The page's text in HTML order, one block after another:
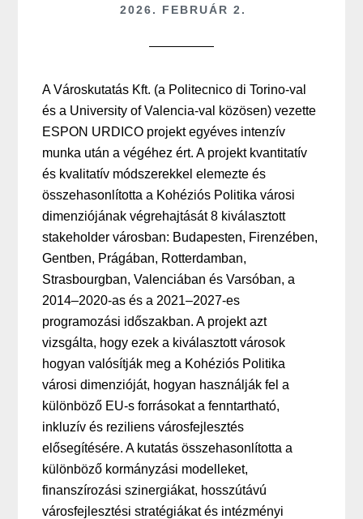
2026. FEBRUÁR 2.
A Városkutatás Kft. (a Politecnico di Torino-val
és a University of Valencia-val közösen) vezette
ESPON URDICO projekt egyéves intenzív
munka után a végéhez ért. A projekt kvantitatív
és kvalitatív módszerekkel elemezte és
összehasonlította a Kohéziós Politika városi
dimenziójának végrehajtását 8 kiválasztott
stakeholder városban: Budapesten, Firenzében,
Gentben, Prágában, Rotterdamban,
Strasbourgban, Valenciában és Varsóban, a
2014–2020-as és a 2021–2027-es
programozási időszakban. A projekt azt
vizsgálta, hogy ezek a kiválasztott városok
hogyan valósítják meg a Kohéziós Politika
városi dimenzióját, hogyan használják fel a
különböző EU-s forrásokat a fenntartható,
inkluzív és reziliens városfejlesztés
elősegítésére. A kutatás összehasonlította a
különböző kormányzási modelleket,
finanszírozási szinergiákat, hosszútávú
városfejlesztési stratégiákat és intézményi